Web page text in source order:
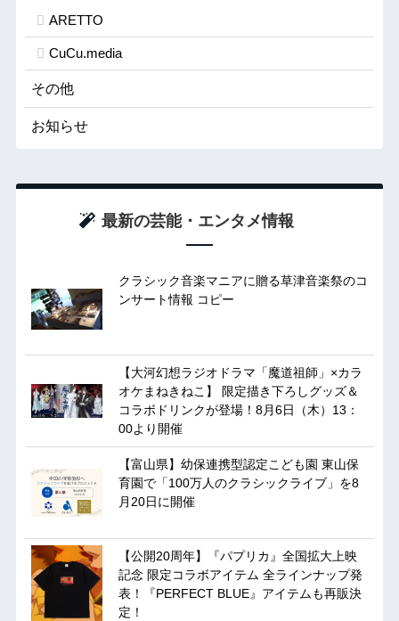
ARETTO
CuCu.media
その他
お知らせ
最新の芸能・エンタメ情報
クラシック音楽マニアに贈る草津音楽祭のコ
ンサート情報 コピー
【大河幻想ラジオドラマ「魔道祖師」×カラ
オケまねきねこ】 限定描き下ろしグッズ＆
コラボドリンクが登場！8月6日（木）13：
00より開催
【富山県】幼保連携型認定こども園 東山保
育園で「100万人のクラシックライブ」を8
月20日に開催
【公開20周年】『パプリカ』全国拡大上映
記念 限定コラボアイテム 全ラインナップ発
表！『PERFECT BLUE』アイテムも再販決
定！